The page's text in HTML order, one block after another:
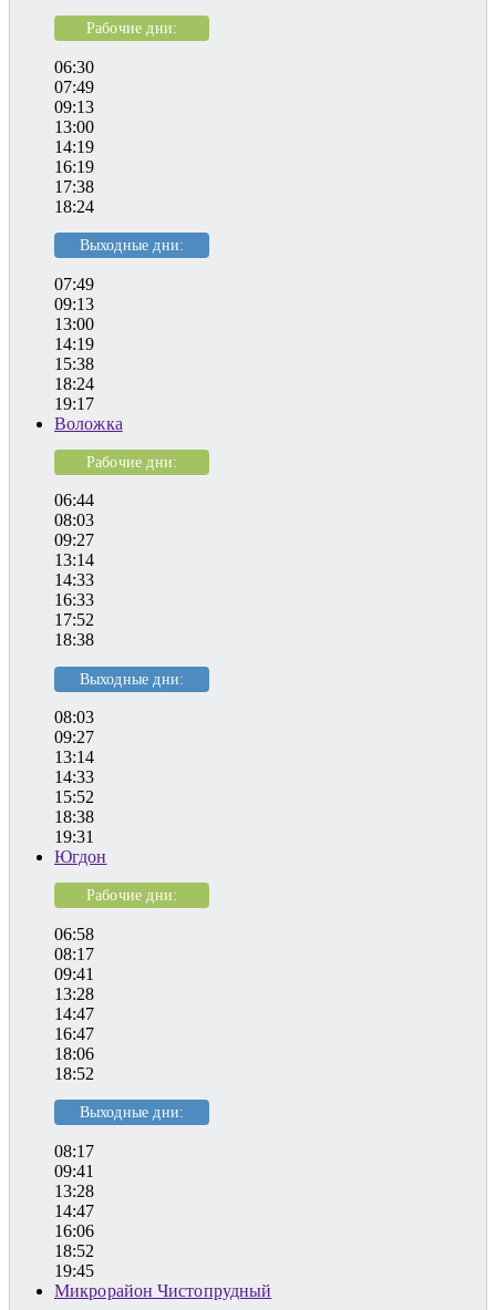
Рабочие дни:
06:30
07:49
09:13
13:00
14:19
16:19
17:38
18:24
Выходные дни:
07:49
09:13
13:00
14:19
15:38
18:24
19:17
Воложка
Рабочие дни:
06:44
08:03
09:27
13:14
14:33
16:33
17:52
18:38
Выходные дни:
08:03
09:27
13:14
14:33
15:52
18:38
19:31
Югдон
Рабочие дни:
06:58
08:17
09:41
13:28
14:47
16:47
18:06
18:52
Выходные дни:
08:17
09:41
13:28
14:47
16:06
18:52
19:45
Микрорайон Чистопрудный